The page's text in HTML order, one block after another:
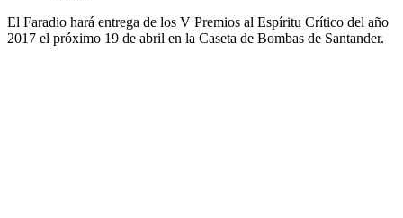
El Faradio hará entrega de los V Premios al Espíritu Crítico del año
2017 el próximo 19 de abril en la Caseta de Bombas de Santander.